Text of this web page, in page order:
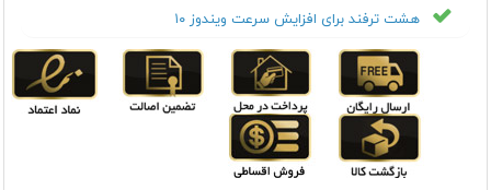
هشت ترفند برای افزایش سرعت ویندوز ۱۰